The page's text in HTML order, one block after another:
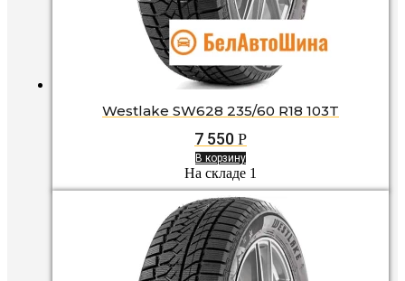
Westlake SW628 235/60 R18 103T
7 550 Р
В корзину
На складе 1